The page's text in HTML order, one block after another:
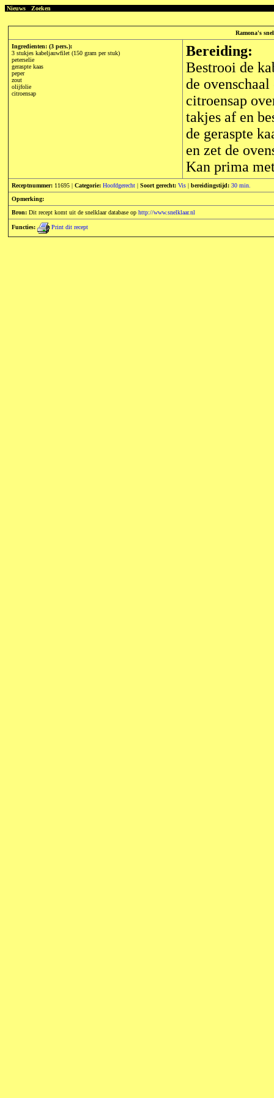
Nieuws Zoeken
Ramona's
Ingredienten: (3 pers.):
3 stukjes kabeljauwfilet (150 gram per stuk)
peterselie
geraspte kaas
peper
zout
olijfolie
citroensap
Bereiding:
Bestrooi de
de
citroensap
takjes af en
de geraspte
en zet de
Kan prima
Receptnummer: 11695 | Categorie: Hoofdgerecht | Soort gerecht: Vis | bereidingstijd: 30 min.
Opmerking:
Bron: Dit recept komt uit de snelklaar database op http://www.snelklaar.nl
Functies: Print dit recept